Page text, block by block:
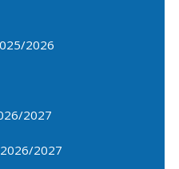
2026
2027
2027